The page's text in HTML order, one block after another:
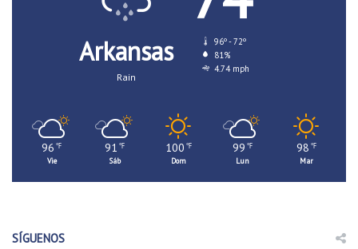
Arkansas
Rain
96º - 72º
81%
4.74 mph
96 ℉
Vie
91 ℉
Sáb
100 ℉
Dom
99 ℉
Lun
98 ℉
Mar
SÍGUENOS